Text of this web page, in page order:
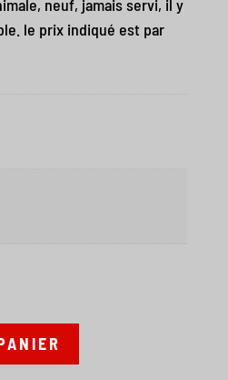
neuf, jamais servi, il y
le prix indiqué est par